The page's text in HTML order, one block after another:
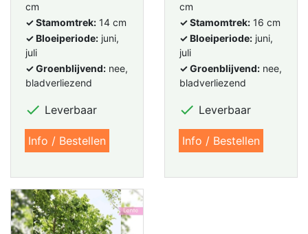
cm
✓ Stamomtrek: 14 cm
✓ Bloeiperiode: juni,
juli
✓ Groenblijvend: nee,
bladverliezend
 Leverbaar
Info / Bestellen
cm
✓ Stamomtrek: 16 cm
✓ Bloeiperiode: juni,
juli
✓ Groenblijvend: nee,
bladverliezend
 Leverbaar
Info / Bestellen